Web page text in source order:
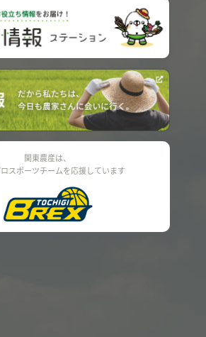
関東農産は、
スポーツチームを応援しています